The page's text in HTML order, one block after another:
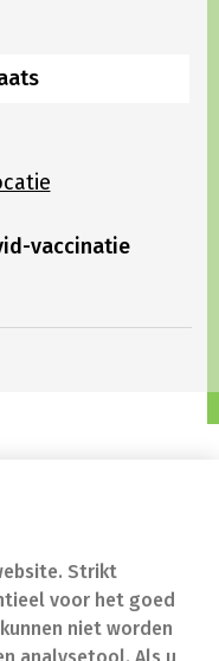
Strikt
voor het goed
niet worden
analysetool. Als u
vaccinatie
van nood